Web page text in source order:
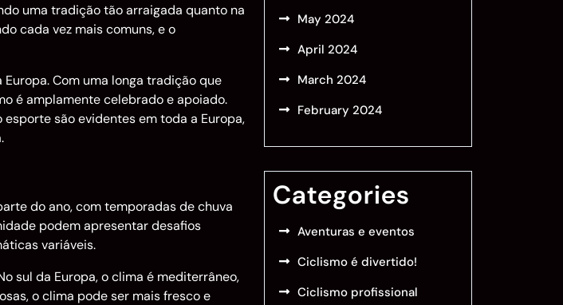
uma tradição tão arraigada quanto na
cada vez mais comuns, e o
Com uma longa tradição que
é amplamente celebrado e apoiado.
são evidentes em toda a Europa,
do ano, com temporadas de chuva
podem apresentar desafios
variáveis.
sul da Europa, o clima é mediterrâneo,
o clima pode ser mais fresco e
May 2024
April 2024
March 2024
February 2024
Categories
Aventuras e eventos
Ciclismo é divertido!
Ciclismo profissional